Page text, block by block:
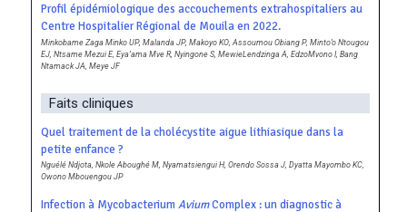
Profil épidémiologique des accouchements extrahospitaliers au
Centre Hospitalier Régional de Mouila en 2022.
Minkobame Zaga Minko UP, Malanda JP, Makoyo KO, Assoumou Obiang P, Minto’o Ntougou
EJ, Ntsame Mezui E, Eya’ama Mve R, Nyingone S, MewieLendzinga A, EdzoMvono I, Bang
Ntamack JA, Meye JF
Faits cliniques
Quel traitement de la cholécystite aigue lithiasique dans la
petite enfance ?
Nguélé Ndjota, Nkole Aboughé M, Nyamatsiengui H, Orendo Sossa J, Dyatta Mayombo KC,
Owono Mbouengou JP
Infection à MycobacteriumAviumComplex : un diagnostic à